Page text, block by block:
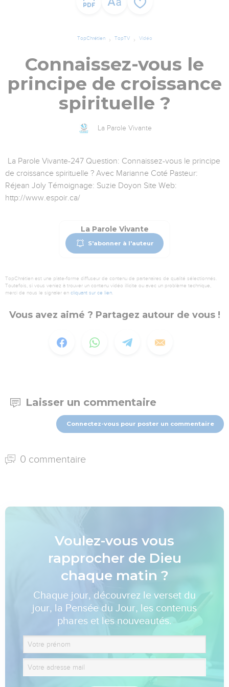
TopChrétien TopTV Vidéo
Connaissez-vous le
principe de croissance
spirituelle ?
La Parole Vivante
La Parole Vivante-247 Question: Connaissez-vous le principe
de croissance spirituelle ? Avec Marianne Coté Pasteur:
Réjean Joly Témoignage: Suzie Doyon Site Web:
http://www.espoir.ca/
La Parole Vivante
S'abonner à l'auteur
TopChrétien est une plate-forme diffuseur de contenu de partenaires de qualité sélectionnés.
Toutefois, si vous veniez à trouver un contenu vidéo illicite ou avec un problème technique,
merci de nous le signaler en cliquant sur ce lien.
Vous avez aimé ? Partagez autour de vous !
Laisser un commentaire
Connectez-vous pour poster un commentaire
0 commentaire
Voulez-vous vous
rapprocher de Dieu
chaque matin ?
Chaque jour, découvrez le verset du
jour, la Pensée du Jour, les contenus
phares et les nouveautés.